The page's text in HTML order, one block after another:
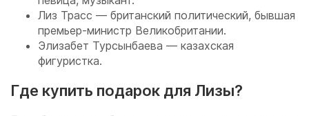
Лиз Трасс — британский политический, бывшая
премьер-министр Великобритании.
Элизабет Турсынбаева — казахская
фигуристка.
Где купить подарок для Лизы?